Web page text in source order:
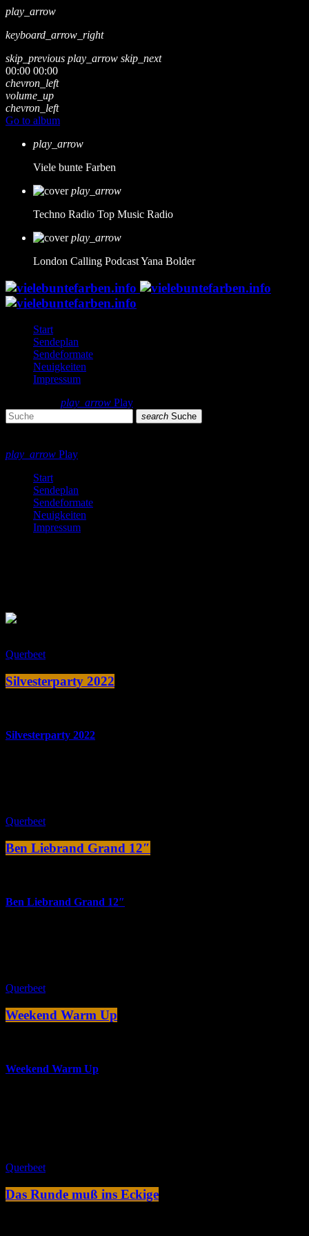
play_arrow
keyboard_arrow_right
skip_previous play_arrow skip_next
00:00 00:00
chevron_left
volume_up
chevron_left
Go to album
play_arrow
Viele bunte Farben
play_arrow
Techno Radio Top Music Radio
play_arrow
London Calling PodcastYana Bolder
Start
Sendeplan
Sendeformate
Neuigkeiten
Impressum
play_arrow Play
search Suche
play_arrow Play
Start
Sendeplan
Sendeformate
Neuigkeiten
Impressum
Querbeet
Silvesterparty 2022
Silvesterparty 2022
Querbeet
Ben Liebrand Grand 12″
Ben Liebrand Grand 12″
Querbeet
Weekend Warm Up
Weekend Warm Up
Querbeet
Das Runde muß ins Eckige